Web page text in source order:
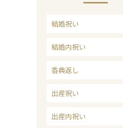
結婚祝い
結婚内祝い
香典返し
出産祝い
出産内祝い